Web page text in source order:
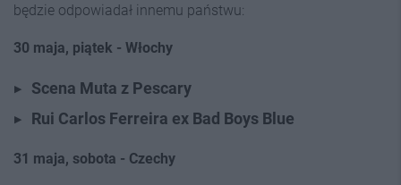
będzie odpowiadał innemu państwu:
30 maja, piątek - Włochy
Scena Muta z Pescary
Rui Carlos Ferreira ex Bad Boys Blue
31 maja, sobota - Czechy